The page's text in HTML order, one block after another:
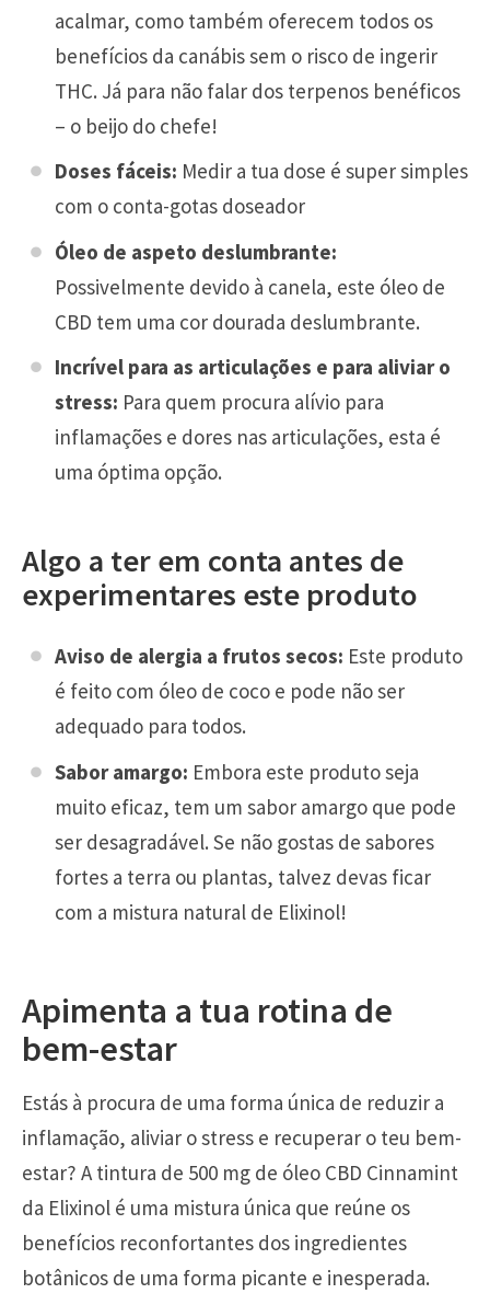
acalmar, como também oferecem todos os
benefícios da canábis sem o risco de ingerir
THC. Já para não falar dos terpenos benéficos
– o beijo do chefe!
Doses fáceis: Medir a tua dose é super simples
com o conta-gotas doseador
Óleo de aspeto deslumbrante:
Possivelmente devido à canela, este óleo de
CBD tem uma cor dourada deslumbrante.
Incrível para as articulações e para aliviar o
stress: Para quem procura alívio para
inflamações e dores nas articulações, esta é
uma óptima opção.
Algo a ter em conta antes de
experimentares este produto
Aviso de alergia a frutos secos: Este produto
é feito com óleo de coco e pode não ser
adequado para todos.
Sabor amargo: Embora este produto seja
muito eficaz, tem um sabor amargo que pode
ser desagradável. Se não gostas de sabores
fortes a terra ou plantas, talvez devas ficar
com a mistura natural de Elixinol!
Apimenta a tua rotina de
bem-estar
Estás à procura de uma forma única de reduzir a
inflamação, aliviar o stress e recuperar o teu bem-
estar? A tintura de 500 mg de óleo CBD Cinnamint
da Elixinol é uma mistura única que reúne os
benefícios reconfortantes dos ingredientes
botânicos de uma forma picante e inesperada.